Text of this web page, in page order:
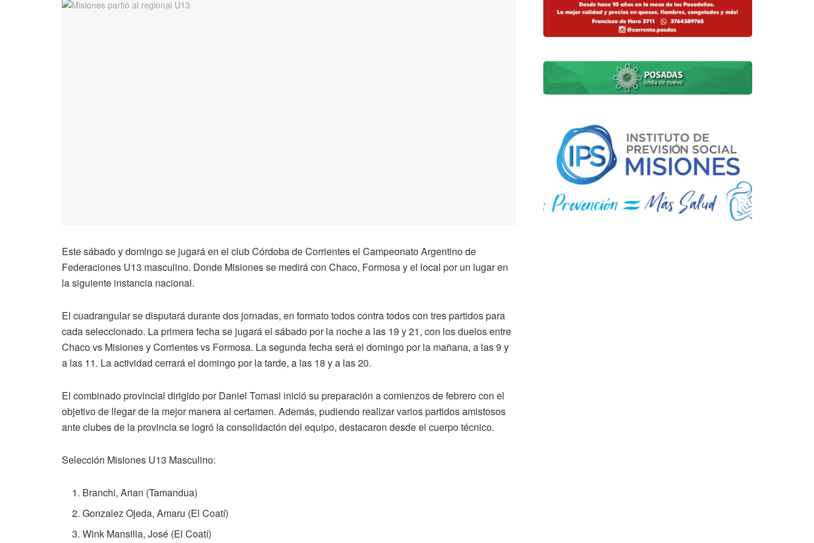
Este sábado y domingo se jugará en el club Córdoba de Corrientes el Campeonato Argentino de
Federaciones U13 masculino. Donde Misiones se medirá con Chaco, Formosa y el local por un lugar en
la siguiente instancia nacional.
El cuadrangular se disputará durante dos jornadas, en formato todos contra todos con tres partidos para
cada seleccionado. La primera fecha se jugará el sábado por la noche a las 19 y 21, con los duelos entre
Chaco vs Misiones y Corrientes vs Formosa. La segunda fecha será el domingo por la mañana, a las 9 y
a las 11. La actividad cerrará el domingo por la tarde, a las 18 y a las 20.
El combinado provincial dirigido por Daniel Tomasi inició su preparación a comienzos de febrero con el
objetivo de llegar de la mejor manera al certamen. Además, pudiendo realizar varios partidos amistosos
ante clubes de la provincia se logró la consolidación del equipo, destacaron desde el cuerpo técnico.
Selección Misiones U13 Masculino:
Branchi, Arian (Tamandua)
Gonzalez Ojeda, Amaru (El Coatí)
Wink Mansilla, José (El Coatí)